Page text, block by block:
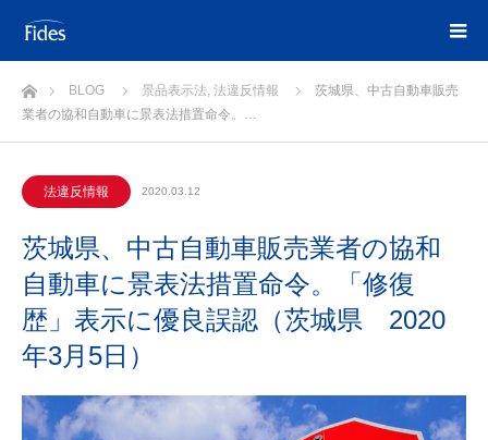
ホームBLOG 景品表示法, 法違反情報
茨城県、中古自動車販売
業者の協和自動車に景表法措置命令。…
法違反情報 2020.03.12
茨城県、中古自動車販売業者の協和
自動車に景表法措置命令。「修復
歴」表示に優良誤認（茨城県 2020
年3月5日）